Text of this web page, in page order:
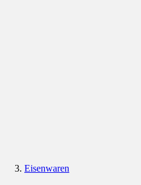
Eisenwaren